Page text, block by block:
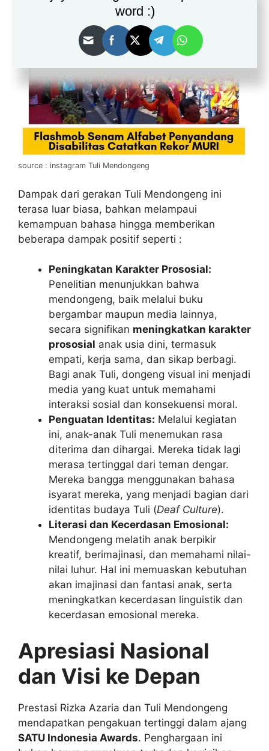
source : instagram Tuli Mendongeng
Dampak dari gerakan Tuli Mendongeng ini
terasa luar biasa, bahkan melampaui
kemampuan bahasa hingga memberikan
beberapa dampak positif seperti :
Peningkatan Karakter Prososial:
Penelitian menunjukkan bahwa
mendongeng, baik melalui buku
bergambar maupun media lainnya,
secara signifikan meningkatkan karakter
prososial anak usia dini, termasuk
empati, kerja sama, dan sikap berbagi.
Bagi anak Tuli, dongeng visual ini menjadi
media yang kuat untuk memahami
interaksi sosial dan konsekuensi moral.
Penguatan Identitas: Melalui kegiatan
ini, anak-anak Tuli menemukan rasa
diterima dan dihargai. Mereka tidak lagi
merasa tertinggal dari teman dengar.
Mereka bangga menggunakan bahasa
isyarat mereka, yang menjadi bagian dari
identitas budaya Tuli (Deaf Culture).
Literasi dan Kecerdasan Emosional:
Mendongeng melatih anak berpikir
kreatif, berimajinasi, dan memahami nilai-
nilai luhur. Hal ini memuaskan kebutuhan
akan imajinasi dan fantasi anak, serta
meningkatkan kecerdasan linguistik dan
kecerdasan emosional mereka.
Apresiasi Nasional
dan Visi ke Depan
Prestasi Rizka Azaria dan Tuli Mendongeng
mendapatkan pengakuan tertinggi dalam ajang
SATU Indonesia Awards. Penghargaan ini
word :)